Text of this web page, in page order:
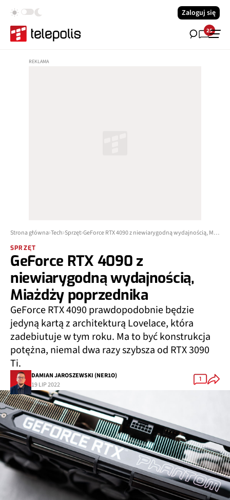
Zaloguj się
25
Strona główna Tech Sprzęt GeForce RTX 4090 z niewiarygodną wydajnością, Miażdży poprzednika
SPRZĘT
GeForce RTX 4090 z
niewiarygodną wydajnością,
Miażdży poprzednika
GeForce RTX 4090 prawdopodobnie będzie
jedyną kartą z architekturą Lovelace, która
zadebiutuje w tym roku. Ma to być konstrukcja
potężna, niemal dwa razy szybsza od RTX 3090
Ti.
DAMIAN JAROSZEWSKI (NER1O)
19 LIP 2022
1